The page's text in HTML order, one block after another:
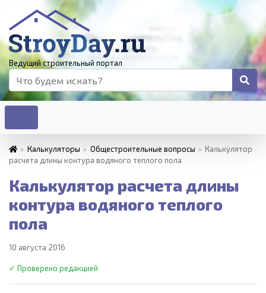
Ведущий строительный портал
» Калькуляторы » Общестроительные вопросы » Калькулятор
расчета длины контура водяного теплого пола
Калькулятор расчета длины
контура водяного теплого
пола
10 августа 2016
✓ Проверено редакцией